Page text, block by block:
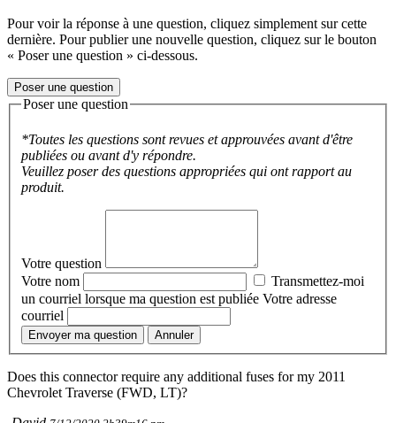
Pour voir la réponse à une question, cliquez simplement sur cette
dernière. Pour publier une nouvelle question, cliquez sur le bouton
« Poser une question » ci-dessous.
Poser une question
Poser une question
*Toutes les questions sont revues et approuvées avant d'être
publiées ou avant d'y répondre.
Veuillez poser des questions appropriées qui ont rapport au
produit.
Votre question
Votre nom
Transmettez-moi
un courriel lorsque ma question est publiée Votre adresse
courriel
Envoyer ma question Annuler
Does this connector require any additional fuses for my 2011
Chevrolet Traverse (FWD, LT)?